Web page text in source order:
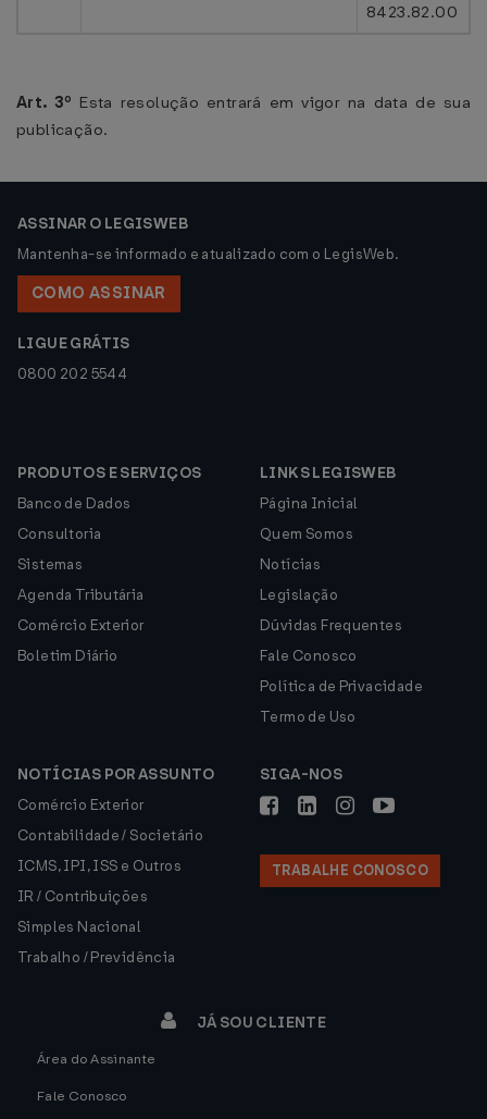
8423.82.00
Art. 3º Esta resolução entrará em vigor na data de sua
publicação.
ASSINAR O LEGISWEB
Mantenha-se informado e atualizado com o LegisWeb.
COMO ASSINAR
LIGUE GRÁTIS
0800 202 5544
PRODUTOS E SERVIÇOS
Banco de Dados
Consultoria
Sistemas
Agenda Tributária
Comércio Exterior
Boletim Diário
LINKS LEGISWEB
Página Inicial
Quem Somos
Notícias
Legislação
Dúvidas Frequentes
Fale Conosco
Política de Privacidade
Termo de Uso
NOTÍCIAS POR ASSUNTO
Comércio Exterior
Contabilidade / Societário
ICMS, IPI, ISS e Outros
IR / Contribuições
Simples Nacional
Trabalho / Previdência
SIGA-NOS
TRABALHE CONOSCO
JÁ SOU CLIENTE
Área do Assinante
Fale Conosco